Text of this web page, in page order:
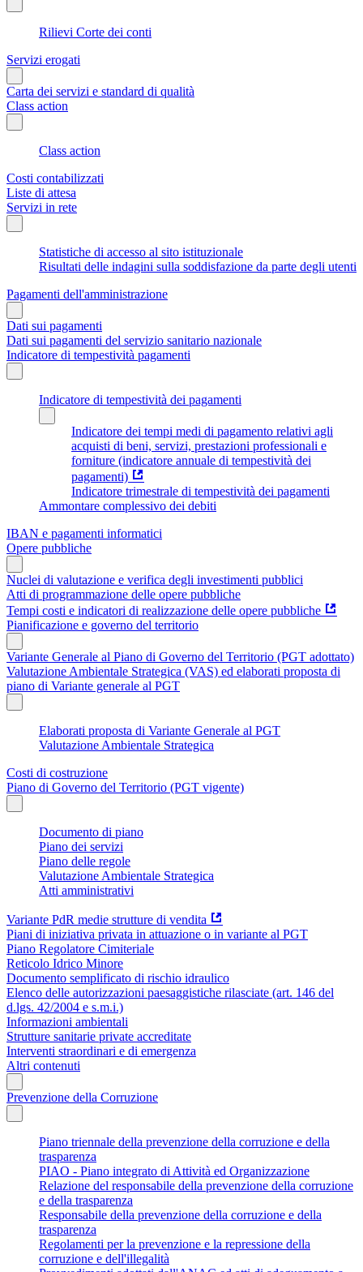
Rilievi Corte dei conti
Servizi erogati
Carta dei servizi e standard di qualità
Class action
Class action
Costi contabilizzati
Liste di attesa
Servizi in rete
Statistiche di accesso al sito istituzionale
Risultati delle indagini sulla soddisfazione da parte degli utenti
Pagamenti dell'amministrazione
Dati sui pagamenti
Dati sui pagamenti del servizio sanitario nazionale
Indicatore di tempestività pagamenti
Indicatore di tempestività dei pagamenti
Indicatore dei tempi medi di pagamento relativi agli
acquisti di beni, servizi, prestazioni professionali e
forniture (indicatore annuale di tempestività dei
pagamenti)
Indicatore trimestrale di tempestività dei pagamenti
Ammontare complessivo dei debiti
IBAN e pagamenti informatici
Opere pubbliche
Nuclei di valutazione e verifica degli investimenti pubblici
Atti di programmazione delle opere pubbliche
Tempi costi e indicatori di realizzazione delle opere pubbliche
Pianificazione e governo del territorio
Variante Generale al Piano di Governo del Territorio (PGT adottato)
Valutazione Ambientale Strategica (VAS) ed elaborati proposta di
piano di Variante generale al PGT
Elaborati proposta di Variante Generale al PGT
Valutazione Ambientale Strategica
Costi di costruzione
Piano di Governo del Territorio (PGT vigente)
Documento di piano
Piano dei servizi
Piano delle regole
Valutazione Ambientale Strategica
Atti amministrativi
Variante PdR medie strutture di vendita
Piani di iniziativa privata in attuazione o in variante al PGT
Piano Regolatore Cimiteriale
Reticolo Idrico Minore
Documento semplificato di rischio idraulico
Elenco delle autorizzazioni paesaggistiche rilasciate (art. 146 del
d.lgs. 42/2004 e s.m.i.)
Informazioni ambientali
Strutture sanitarie private accreditate
Interventi straordinari e di emergenza
Altri contenuti
Prevenzione della Corruzione
Piano triennale della prevenzione della corruzione e della
trasparenza
PIAO - Piano integrato di Attività ed Organizzazione
Relazione del responsabile della prevenzione della corruzione
e della trasparenza
Responsabile della prevenzione della corruzione e della
trasparenza
Regolamenti per la prevenzione e la repressione della
corruzione e dell'illegalità